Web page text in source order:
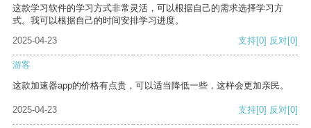
这款学习软件的学习方式非常灵活，可以根据自己的需求选择学习方
式。我可以根据自己的时间安排学习进度。
2025-04-23
支持[0] 反对[0]
游客
这款加速器app的价格有点贵，可以适当降低一些，这样会更加亲民。
2025-04-23 支持[0] 反对[0]